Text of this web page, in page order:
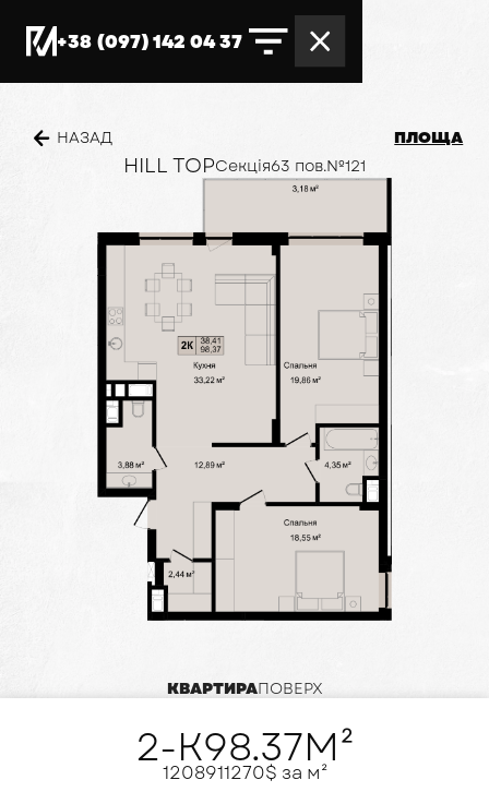
+38 (097) 142 04 37
НАЗАД ПЛОЩА
HILL TOPСекція63 пов.№121
КВАРТИРАПОВЕРХ
2-К98.37М²
1208911270$ за м²